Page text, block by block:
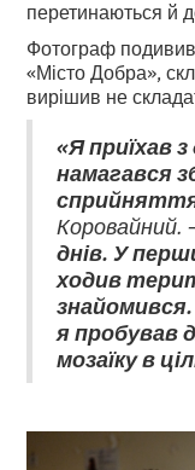
перетинаються й
Фотограф
«Місто Добра»,
вирішив не
«Я приїхав
намагався
днів. У
ходив
я пробував
мозаїку в